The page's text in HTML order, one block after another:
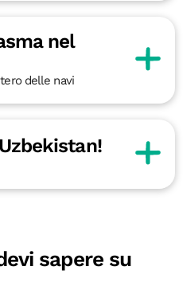
nel
delle navi
sapere su